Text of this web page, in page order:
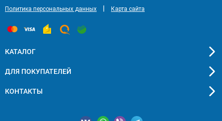
Политика персональных данных Карта сайта
КАТАЛОГ
ДЛЯ ПОКУПАТЕЛЕЙ
КОНТАКТЫ